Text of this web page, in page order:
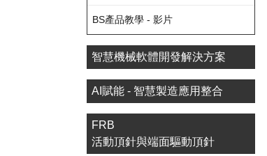
BS產品教學 - 影片
智慧機械軟體開發解決方案
AI賦能 - 智慧製造應用整合
FRB
活動頂針與端面驅動頂針